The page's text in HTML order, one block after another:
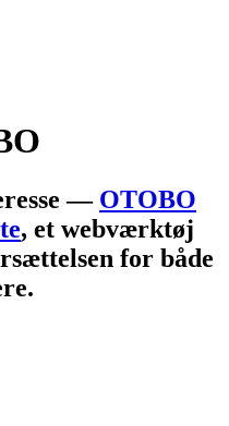
— OTOBO
, et webværktøj
for både